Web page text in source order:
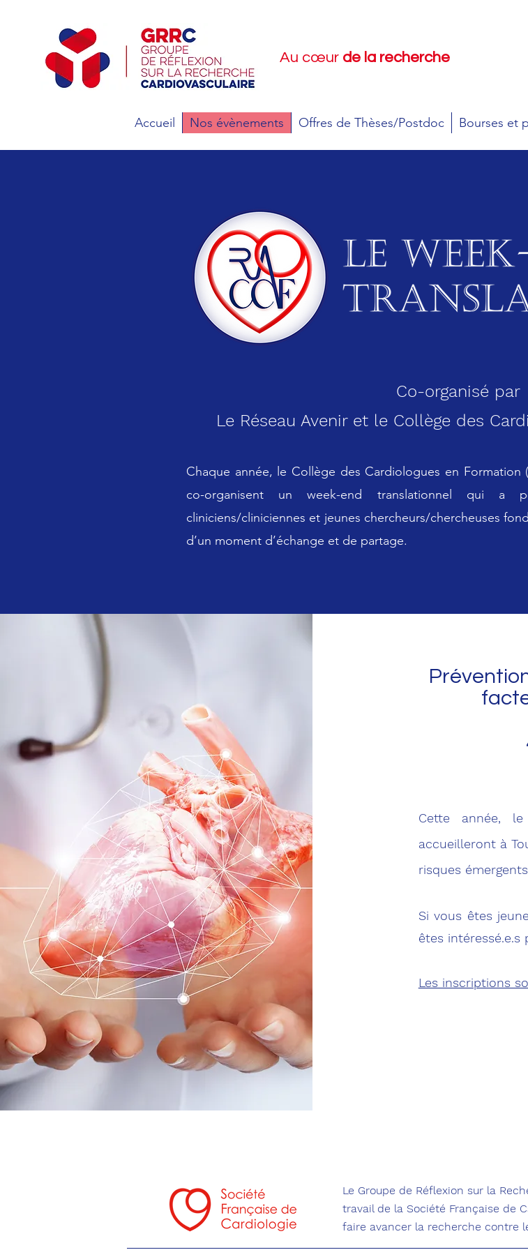
Au cœur de la recherche
Accueil Nos évènements Offres de Thèses/Postdoc Bourses et
Co-organisé par
Le Réseau Avenir et le Collège des
Chaque année, le Collège des Cardiologues en Formation
co-organisent un week-end translationnel qui a
cliniciens/cliniciennes et jeunes chercheurs/chercheuses
d’un moment d’échange et de partage.
Cette année,
accueillerontà
risques
Si vous êtes
êtes intéressé.e.s
Les inscriptions
Le Groupe de Réflexion sur la
travail de la Société Française de
faire avancer la recherche contre